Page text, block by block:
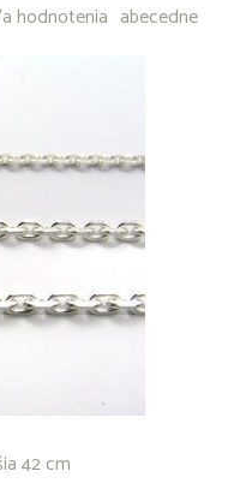
hodnotenia abecedne
42 cm